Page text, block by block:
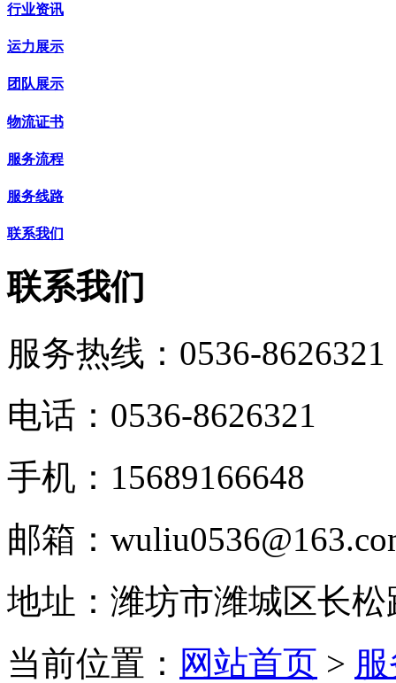
行业资讯
运力展示
团队展示
物流证书
服务流程
服务线路
联系我们
联系我们
服务热线： 0536-8626321
电话：0536-8626321
手机：15689166648
邮箱：
地址：潍坊市潍城区长
当前位置： 网站首页 >